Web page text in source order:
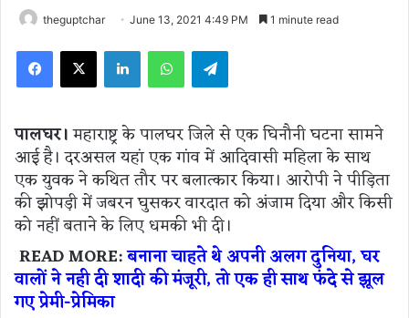
theguptchar June 13, 2021 4:49 PM 1 minute read
पालघर।महाराष्ट्र के पालघर जिले से एक घिनौनी घटना सामने
आई है। दरअसल यहां एक गांव में आदिवासी महिला के साथ
एक युवक ने कथित तौर पर बलात्कार किया। आरोपी ने पीड़िता
की झोपड़ी में जबरन घुसकर वारदात को अंजाम दिया और किसी
को नहीं बताने के लिए धमकी भी दी।
READ MORE:बनाना चाहते थे अपनी अलग दुनिया, घर
वालों ने नही दी शादी की मंजूरी, तो एक ही साथ फंदे से झूल
गए प्रेमी-प्रेमिका